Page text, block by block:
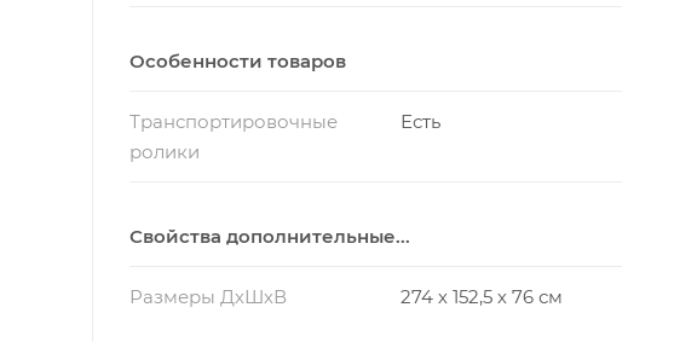
Особенности товаров
Транспортировочные
ролики
Есть
Свойства дополнительные...
Размеры ДхШхВ 274 х 152,5 х 76 см